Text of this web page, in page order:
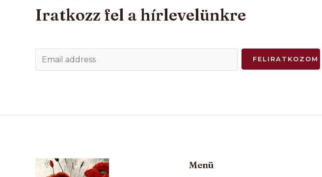
Iratkozz fel a hírlevelünkre
m
FELIRATKOZOM
Menü